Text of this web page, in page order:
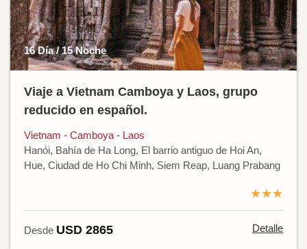
16 Día / 15 Noche
Viaje a Vietnam Camboya y Laos, grupo
reducido en español.
Vietnam - Camboya - Laos
Hanói, Bahía de Ha Long, El barrio antiguo de Hoi An,
Hue, Ciudad de Ho Chi Minh, Siem Reap, Luang Prabang
★★★
Desde USD 2865 Detalle